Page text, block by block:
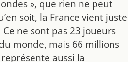
», que rien ne peut
soit, la France vient juste
ne sont pas 23 joueurs
monde, mais 66 millions
aussi la